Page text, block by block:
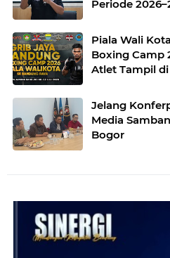
Periode
Piala Wali
Boxing Camp
Atlet Tampil di
Jelang
Media
Bogor